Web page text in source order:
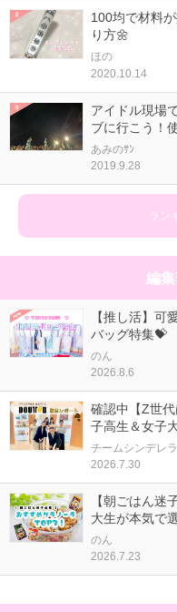
100均で材料
り方🌼
ほの
2020.10.14
アイドル現場
ブに行こう！
あみのｻﾝ
2019.9.28
ラン
編
【推し活】可
バッグ特集💝
のん
2026.8.6
確認中【Z世
子高生＆女子
チームシンデレラ
2026.7.30
【朝ごはん迷
大生が本気で
のん
2026.7.23